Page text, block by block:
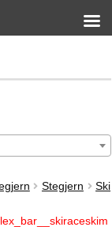
Stegjern
Ski